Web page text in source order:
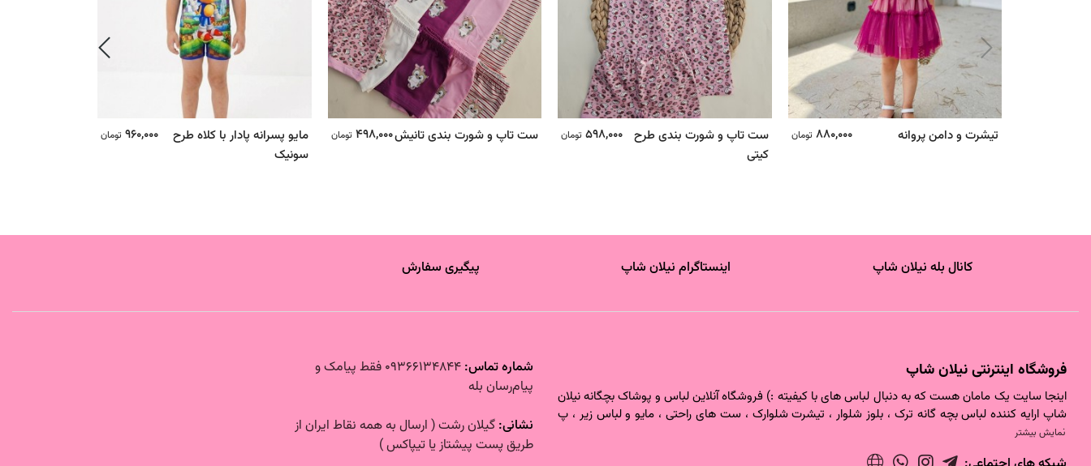
تیشرت و دامن پروانه 880,000 تومان
ست تاپ و شورت بندی طرح
کیتی
598,000 تومان ست تاپ و شورت بندی تانیش498,000 تومان
مایو پسرانه پادار با کلاه طرح
سونیک
960,000 تومان
کانال بله نیلان شاپ اینستاگرام نیلان شاپ پیگیری سفارش
فروشگاه اینترنتی نیلان شاپ
اینجا سایت یک مامان هست که به دنبال لباس های با کیفیته :) فروشگاه آنلاین لباس و پوشاک بچگانه نیلان
شاپ ارایه کننده لباس بچه گانه ترک ، بلوز شلوار ، تیشرت شلوارک ، ست های راحتی ، مایو و لباس زیر ، پ
نمایش بیشتر
شماره تماس‌:
09366134844 فقط پیامک و
پیام‌رسان بله
نشانی: گیلان رشت ( ارسال به همه نقاط ایران از
طریق پست پیشتاز یا تیپاکس )